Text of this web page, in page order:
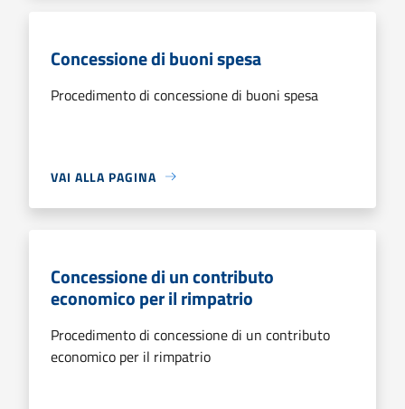
Concessione di buoni spesa
Procedimento di concessione di buoni spesa
VAI ALLA PAGINA
Concessione di un contributo
economico per il rimpatrio
Procedimento di concessione di un contributo
economico per il rimpatrio